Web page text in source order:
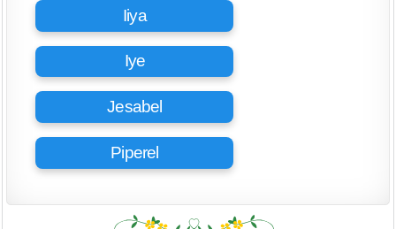
Iiya
Iye
Jesabel
Piperel